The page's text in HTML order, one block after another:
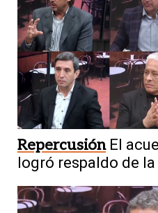
Repercusión El
logró respaldo de